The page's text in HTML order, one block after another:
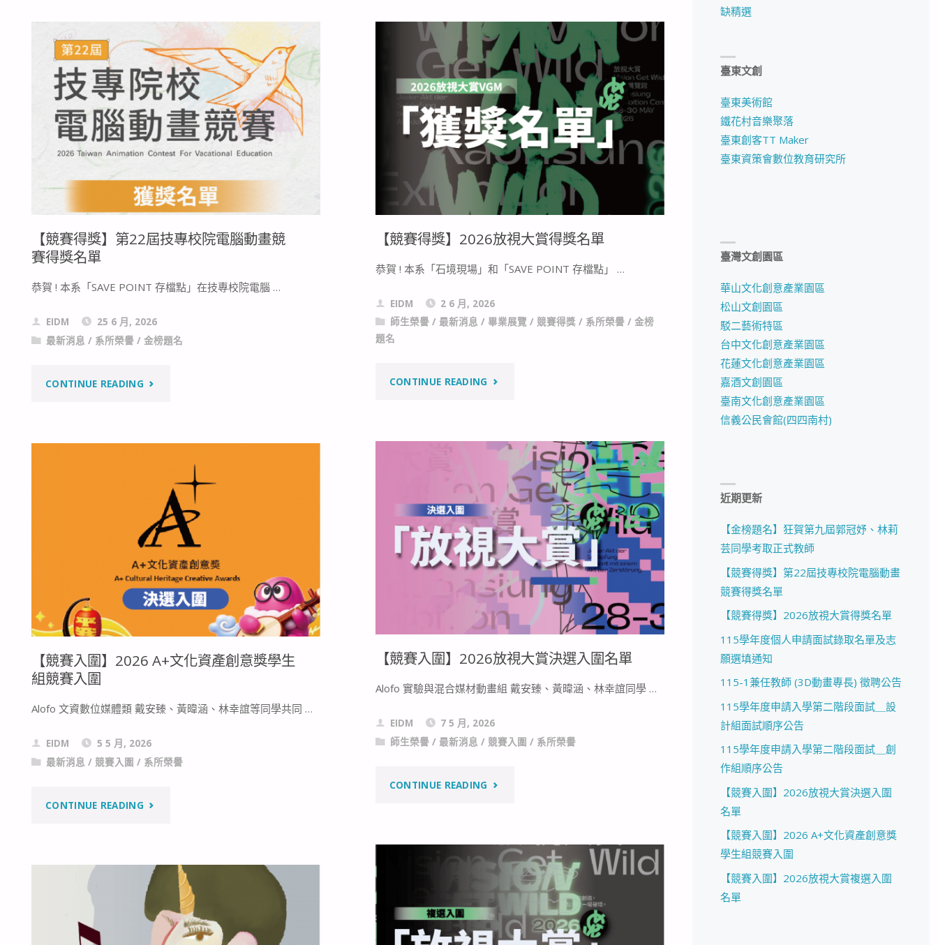
【競賽得獎】第22屆技專校院電腦動畫競
賽得獎名單
恭賀 ! 本系「SAVE POINT 存檔點」在技專校院電腦 …
EIDM
25 6 月, 2026
最新消息 / 系所榮譽 /金榜題名
CONTINUE READING"【競
得
22
屆
技
校
腦
畫
賽
得
獎
【競賽得獎】2026放視大賞得獎名單
恭賀 ! 本系「石境現場」和「SAVE POINT 存檔點」 …
EIDM
2 6 月, 2026
師生榮譽 / 最新消息 /畢業展覽 / 競賽得獎 / 系所榮譽 /金榜
題名
CONTINUE READING "【競
得
2026
放
視
大
賞
得
獎
名
單"
【競賽入圍】2026放視大賞決選入圍名單
Alofo 實驗與混合媒材動畫組 戴安臻、黃暐涵、林幸誼同學 …
EIDM
7 5 月, 2026
師生榮譽 / 最新消息 / 競賽入圍 / 系所榮譽
CONTINUE READING "【競
入
圍】
2026
放
【競賽入圍】2026 A+文化資產創意獎學生
組競賽入圍
Alofo 文資數位媒體類 戴安臻、黃暐涵、林幸誼等同學共同 …
EIDM
5 5 月, 2026
最新消息 / 競賽入圍 / 系所榮譽
CONTINUE READING"【競
入
圍】
2026
缺精選
臺東文創
臺東美術館
鐵花村音樂聚落
臺東創客TT Maker
臺東資策會數位教育研究所
臺灣文創園區
華山文化創意產業園區
松山文創園區
駁二藝術特區
台中文化創意產業園區
花蓮文化創意產業園區
嘉酒文創園區
臺南文化創意產業園區
信義公民會館(四四南村)
近期更新
【金榜題名】狂賀第九屆郭冠妤、林莉
芸同學考取正式教師
【競賽得獎】第22屆技專校院電腦動畫
競賽得獎名單
【競賽得獎】2026放視大賞得獎名單
115學年度個人申請面試錄取名單及志
願選填通知
115-1兼任教師 (3D動畫專長) 徵聘公告
115學年度申請入學第二階段面試＿設
計組面試順序公告
115學年度申請入學第二階段面試＿創
作組順序公告
【競賽入圍】2026放視大賞決選入圍
名單
【競賽入圍】2026 A+文化資產創意獎
學生組競賽入圍
【競賽入圍】2026放視大賞複選入圍
名單